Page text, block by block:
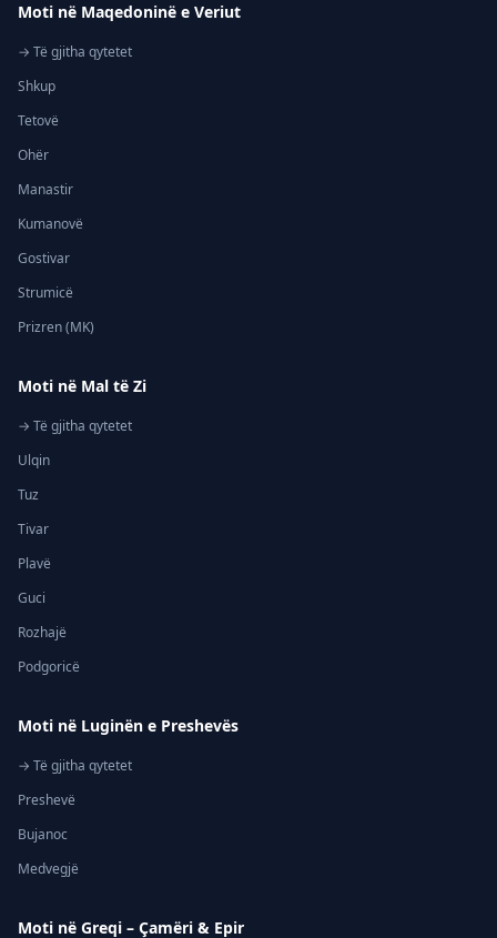
Moti në Maqedoninë e Veriut
→ Të gjitha qytetet
Shkup
Tetovë
Ohër
Manastir
Kumanovë
Gostivar
Strumicë
Prizren (MK)
Moti në Mal të Zi
→ Të gjitha qytetet
Ulqin
Tuz
Tivar
Plavë
Guci
Rozhajë
Podgoricë
Moti në Luginën e Preshevës
→ Të gjitha qytetet
Preshevë
Bujanoc
Medvegjë
Moti në Greqi – Çamëri & Epir